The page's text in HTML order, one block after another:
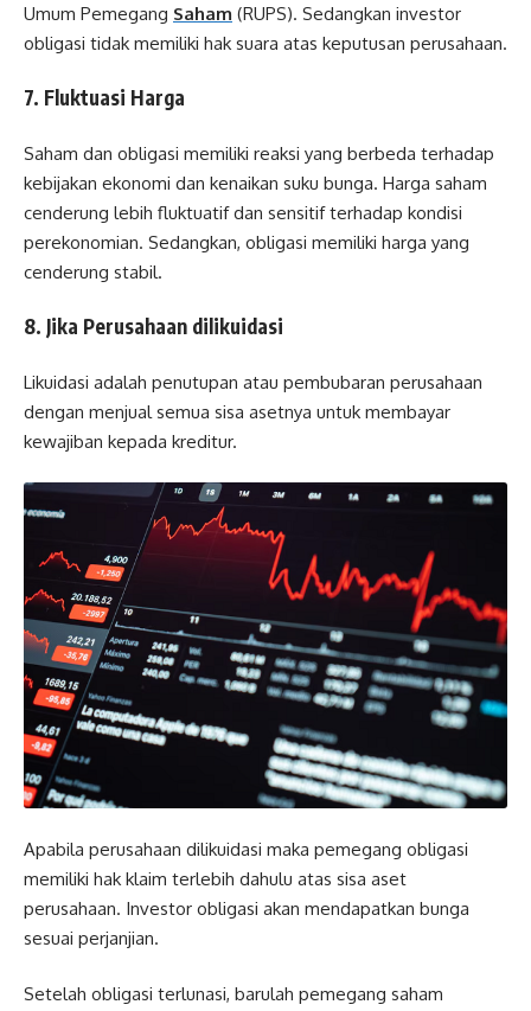
Umum Pemegang Saham (RUPS). Sedangkan investor
obligasi tidak memiliki hak suara atas keputusan perusahaan.
7. Fluktuasi Harga
Saham dan obligasi memiliki reaksi yang berbeda terhadap
kebijakan ekonomi dan kenaikan suku bunga. Harga saham
cenderung lebih fluktuatif dan sensitif terhadap kondisi
perekonomian. Sedangkan, obligasi memiliki harga yang
cenderung stabil.
8. Jika Perusahaan dilikuidasi
Likuidasi adalah penutupan atau pembubaran perusahaan
dengan menjual semua sisa asetnya untuk membayar
kewajiban kepada kreditur.
Apabila perusahaan dilikuidasi maka pemegang obligasi
memiliki hak klaim terlebih dahulu atas sisa aset
perusahaan. Investor obligasi akan mendapatkan bunga
sesuai perjanjian.
Setelah obligasi terlunasi, barulah pemegang saham